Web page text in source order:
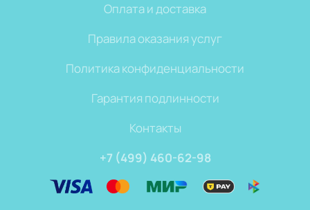
Оплата и доставка
Правила оказания услуг
Политика конфиденциальности
Гарантия подлинности
Контакты
+7 (499) 460-62-98